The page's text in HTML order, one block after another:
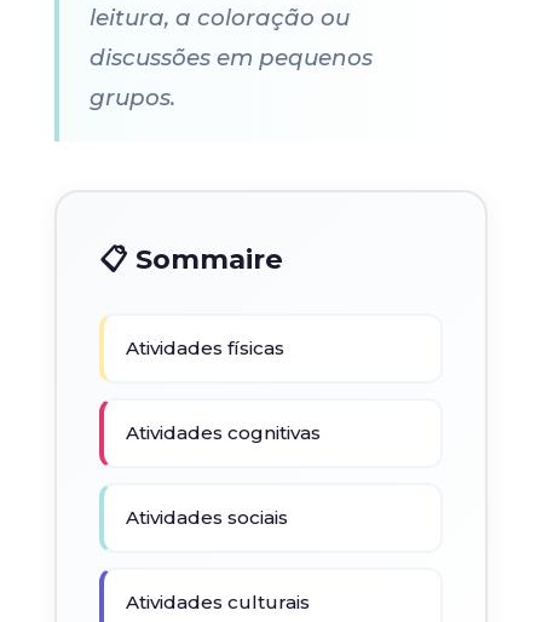
leitura, a coloração ou
discussões em pequenos
grupos.
📋 Sommaire
Atividades físicas
Atividades cognitivas
Atividades sociais
Atividades culturais